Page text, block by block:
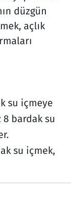
düzgün
açlık
su içmeye
bardak su
su içmek,